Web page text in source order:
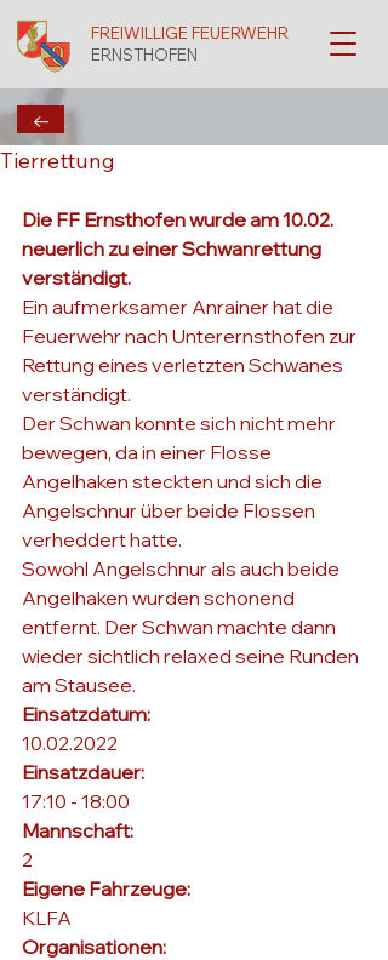
FREIWILLIGE FEUERWEHR
ERNSTHOFEN
Tierrettung
Die FF Ernsthofen wurde am 10.02.
neuerlich zu einer Schwanrettung
verständigt.
Ein aufmerksamer Anrainer hat die
Feuerwehr nach Unterernsthofen zur
Rettung eines verletzten Schwanes
verständigt.
Der Schwan konnte sich nicht mehr
bewegen, da in einer Flosse
Angelhaken steckten und sich die
Angelschnur über beide Flossen
verheddert hatte.
Sowohl Angelschnur als auch beide
Angelhaken wurden schonend
entfernt. Der Schwan machte dann
wieder sichtlich relaxed seine Runden
am Stausee.
Einsatzdatum:
10.02.2022
Einsatzdauer:
17:10 - 18:00
Mannschaft:
2
Eigene Fahrzeuge:
KLFA
Organisationen:
←